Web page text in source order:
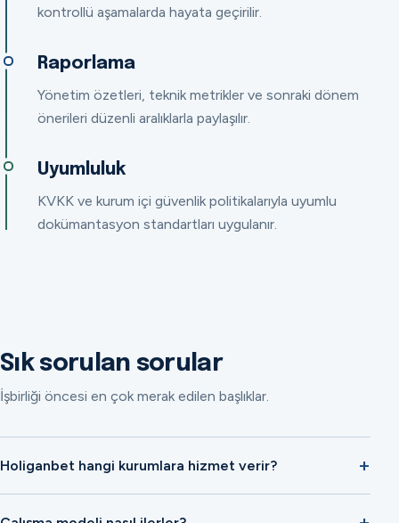
kontrollü aşamalarda hayata geçirilir.
Raporlama
Yönetim özetleri, teknik metrikler ve sonraki dönem
önerileri düzenli aralıklarla paylaşılır.
Uyumluluk
KVKK ve kurum içi güvenlik politikalarıyla uyumlu
dokümantasyon standartları uygulanır.
Sık sorulan sorular
İşbirliği öncesi en çok merak edilen başlıklar.
Holiganbet hangi kurumlara hizmet verir?